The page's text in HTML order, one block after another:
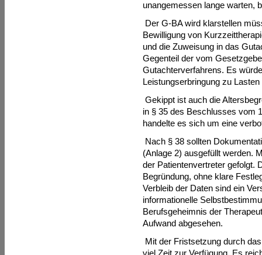
unangemessen lange warten,
Der G-BA wird klarstellen
Bewilligung von
und die Zuweisung in das
Gegenteil der vom
Gutachterverfahrens. Es
Leistungserbringung zu
Gekippt ist auch die
in § 35 des Beschlusses vom
handelte es sich um eine
Nach § 38 sollten
(Anlage 2) ausgefüllt werden.
der Patientenvertreter gefolgt.
Begründung, ohne klare
Verbleib der Daten sind ein
informationelle
Berufsgeheimnis der
Aufwand abgesehen.
Mit der Fristsetzung durch
viel Zeit zur Verfügung. Es